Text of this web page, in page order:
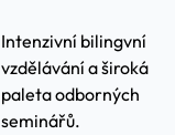
Intenzivní bilingvní
vzdělávání a široká
paleta odborných
seminářů.